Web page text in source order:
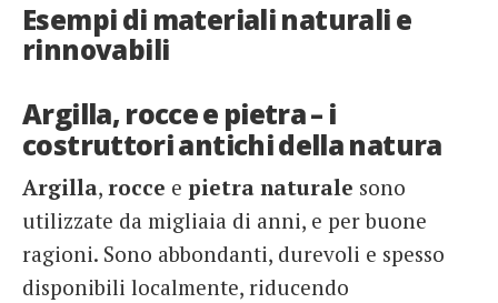
Esempi di materiali naturali e
rinnovabili
Argilla, rocce e pietra – i
costruttori antichi della natura
Argilla, rocce e pietra naturale sono
utilizzate da migliaia di anni, e per buone
ragioni. Sono abbondanti, durevoli e spesso
disponibili localmente, riducendo